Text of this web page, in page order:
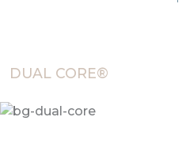
DUAL CORE®